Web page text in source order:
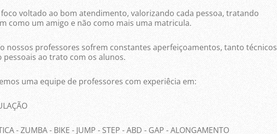
foco voltado ao bom atendimento, valorizando cada pessoa, tratando
como um amigo e não como mais uma matricula.
nossos professores sofrem constantes aperfeiçoamentos, tanto técnicos
pessoais ao trato com os alunos.
uma equipe de professores com experiêcia em:
- ZUMBA - BIKE - JUMP - STEP - ABD - GAP - ALONGAMENTO